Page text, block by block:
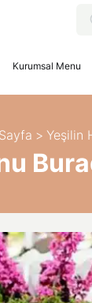
Kurumsal Menu
> Yeşilin